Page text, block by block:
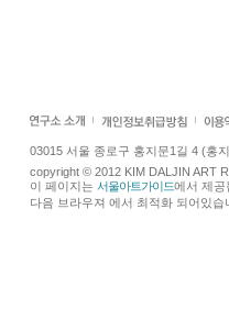
03015 서울 종로구 홍지문1길 4 (홍
copyright © 2012 KIM DALJIN ART
이 페이지는 서울아트가이드에서 제
다음 브라우져 에서 최적화 되어있